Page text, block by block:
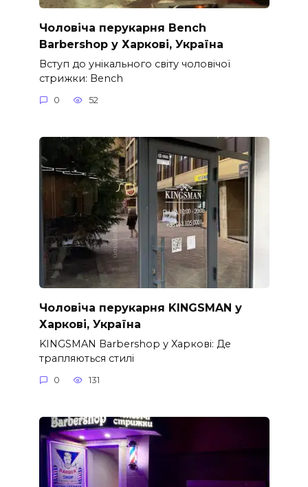
Чоловіча перукарня Bench
Barbershop у Харкові, Україна
Вступ до унікального світу чоловічої
стрижки: Bench
0 52
Чоловіча перукарня KINGSMAN у
Харкові, Україна
KINGSMAN Barbershop у Харкові: Де
трапляються стилі
0 131